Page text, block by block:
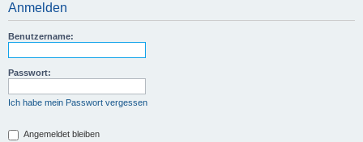
Anmelden
Benutzername:
Passwort:
Ich habe mein Passwort vergessen
Angemeldet bleiben